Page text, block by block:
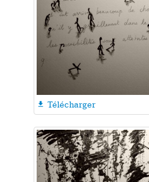
 Télécharger